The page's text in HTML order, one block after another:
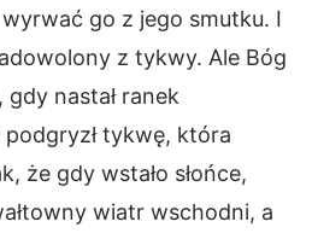
go z jego smutku. I
z tykwy. Ale Bóg
nastał ranek
tykwę, która
że gdy wstało słońce,
wiatr wschodni, a